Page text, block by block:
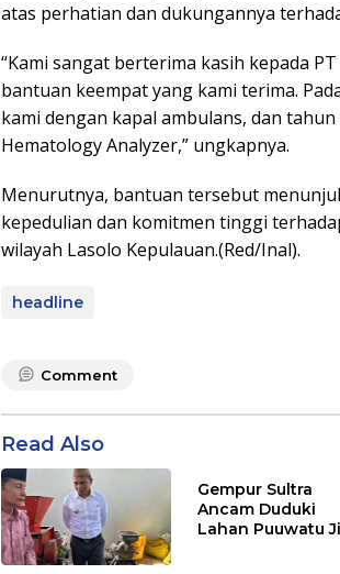
atas perhatian dan dukungannya
“Kami sangat berterima kasih kepada
bantuan keempat yang kami terima.
kami dengan kapal ambulans, dan
Hematology Analyzer,” ungkapnya.
Menurutnya, bantuan tersebut
kepedulian dan komitmen tinggi
wilayah Lasolo Kepulauan.(Red/Inal).
headline
Comment
Read Also
Gempur Sultra
Ancam Duduki
Lahan Puuwatu